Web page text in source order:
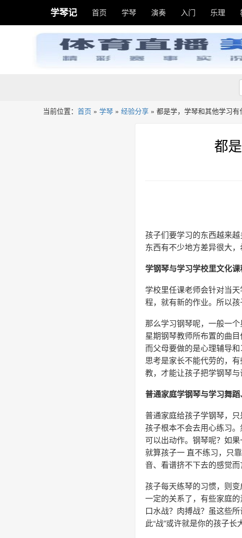
学琴记 首页 学琴 演奏 入门 乐理
当前位置： 首页 » 学琴 » 经验分享 » 都是学，学琴和其他学习有
都
孩子们要学习的东西越来
东西有不少地方差异很大
学钢琴与学习学校里文化
学校里任课老师会针对当
程，就有新的作业。所以
那么学习钢琴呢，一般一
星期钢琴教师所布置的曲
而父母要做的是心理辅导
思考是家长不能代劳的，
教，才能让孩子把学钢琴与
普通家庭学钢琴与学习舞
普通家庭给孩子学钢琴，
孩子根本不会去用心练习
可以出动作。钢琴呢？如
就算孩子一 直不练习，只
音、看谱挤不下去的感觉
孩子每天练琴的习惯，则
一定的关系了，有些家庭
口水战？肉搏战？虽这些
此“战”或许就是你的孩子长